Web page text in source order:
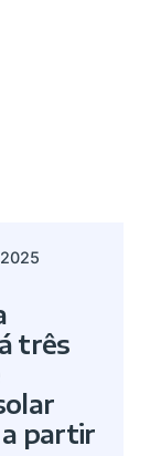
três
partir